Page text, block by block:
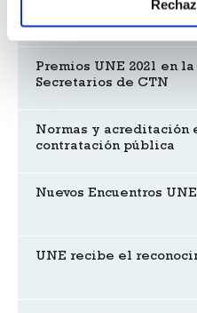
Javier García, primer
Premios UNE 2021 en
Secretarios de CTN
Normas y acreditación
contratación pública
Nuevos Encuentros UNE
UNE recibe el